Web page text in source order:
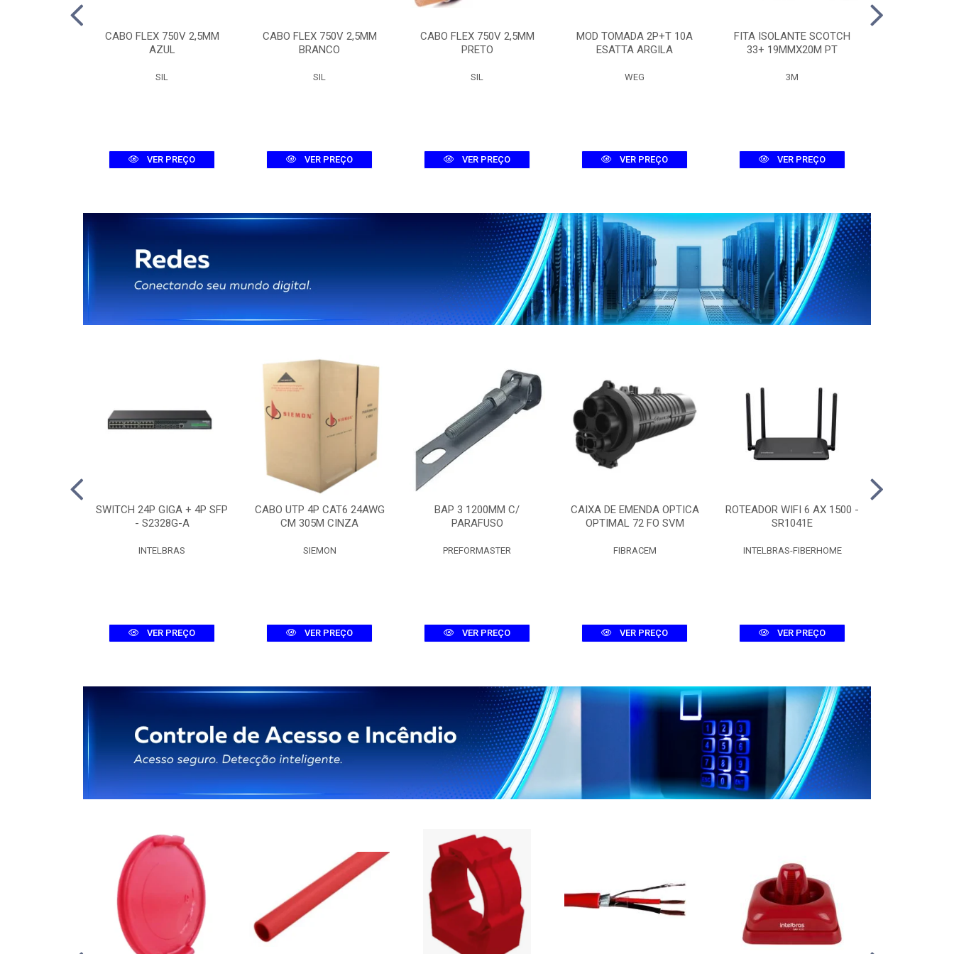
CABO FLEX 750V 2,5MM
AZUL
SIL
VER PREÇO
CABO FLEX 750V 2,5MM
BRANCO
SIL
VER PREÇO
CABO FLEX 750V 2,5MM
PRETO
SIL
VER PREÇO
MOD TOMADA 2P+T 10A
ESATTA ARGILA
WEG
VER PREÇO
FITA ISOLANTE SCOTCH
33+ 19MMX20M PT
3M
VER PREÇO
SWITCH 24P GIGA + 4P SFP
- S2328G-A
INTELBRAS
VER PREÇO
CABO UTP 4P CAT6 24AWG
CM 305M CINZA
SIEMON
VER PREÇO
BAP 3 1200MM C/
PARAFUSO
PREFORMASTER
VER PREÇO
CAIXA DE EMENDA OPTICA
OPTIMAL 72 FO SVM
FIBRACEM
VER PREÇO
ROTEADOR WIFI 6 AX 1500 -
SR1041E
INTELBRAS-FIBERHOME
VER PREÇO